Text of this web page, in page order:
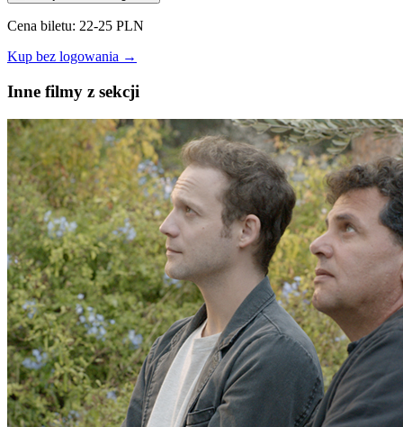
Cena biletu: 22-25 PLN
Kup bez logowania →
Inne filmy z sekcji